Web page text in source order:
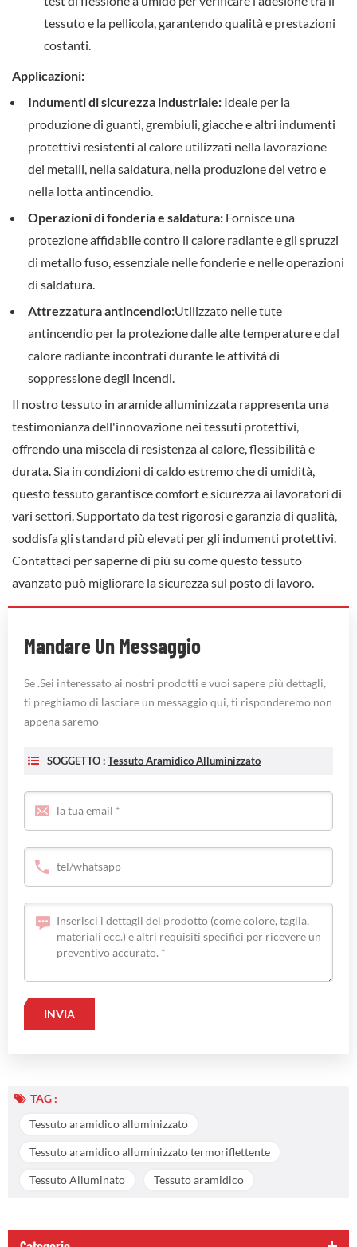
tessuto e la pellicola, garantendo qualità e prestazioni
costanti.
Applicazioni:
Indumenti di sicurezza industriale: Ideale per la
produzione di guanti, grembiuli, giacche e altri indumenti
protettivi resistenti al calore utilizzati nella lavorazione
dei metalli, nella saldatura, nella produzione del vetro e
nella lotta antincendio.
Operazioni di fonderia e saldatura: Fornisce una
protezione affidabile contro il calore radiante e gli spruzzi
di metallo fuso, essenziale nelle fonderie e nelle operazioni
di saldatura.
Attrezzatura antincendio:Utilizzato nelle tute
antincendio per la protezione dalle alte temperature e dal
calore radiante incontrati durante le attività di
soppressione degli incendi.
Il nostro tessuto in aramide alluminizzata rappresenta una
testimonianza dell'innovazione nei tessuti protettivi,
offrendo una miscela di resistenza al calore, flessibilità e
durata. Sia in condizioni di caldo estremo che di umidità,
questo tessuto garantisce comfort e sicurezza ai lavoratori di
vari settori. Supportato da test rigorosi e garanzia di qualità,
soddisfa gli standard più elevati per gli indumenti protettivi.
Contattaci per saperne di più su come questo tessuto
avanzato può migliorare la sicurezza sul posto di lavoro.
Mandare Un Messaggio
Se .Sei interessato ai nostri prodotti e vuoi sapere più dettagli,
ti preghiamo di lasciare un messaggio qui, ti risponderemo non
appena saremo
SOGGETTO :Tessuto Aramidico Alluminizzato
TAG :
Tessuto aramidico alluminizzato
Tessuto aramidico alluminizzato termoriflettente
Tessuto Alluminato Tessuto aramidico